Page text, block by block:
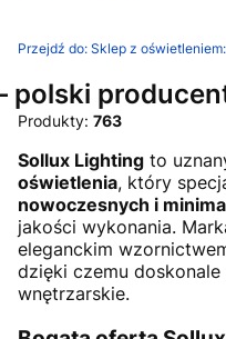
Przejdź do: Sklep z oświetleniem: lampy sufitowe, kinkiety, żyrandole
polski
Produkty: 763
Sollux Lighting to
oświetlenia, który
nowoczesnych i
jakości wykonania.
eleganckim
dzięki czemu
wnętrzarskie.